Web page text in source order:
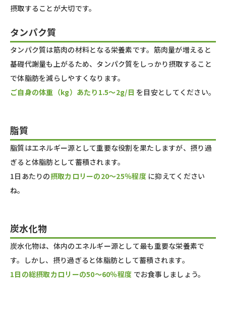
摂取することが大切です。
タンパク質
タンパク質は筋肉の材料となる栄養素です。筋肉量が増えると
基礎代謝量も上がるため、タンパク質をしっかり摂取すること
で体脂肪を減らしやすくなります。
ご自身の体重（kg）あたり1.5〜2g/日 を目安としてください。
脂質
脂質はエネルギー源として重要な役割を果たしますが、摂り過
ぎると体脂肪として蓄積されます。
1日あたりの摂取カロリーの20～25％程度 に抑えてください
ね。
炭水化物
炭水化物は、体内のエネルギー源として最も重要な栄養素で
す。しかし、摂り過ぎると体脂肪として蓄積されます。
1日の総摂取カロリーの50～60％程度 でお食事しましょう。